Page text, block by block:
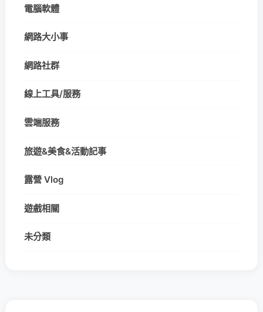
電腦軟體
網路大小事
網路社群
線上工具/服務
雲端服務
旅遊&美食&活動記事
露營 Vlog
遊戲相關
未分類